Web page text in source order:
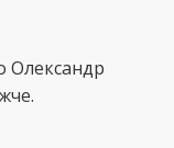
Олександр